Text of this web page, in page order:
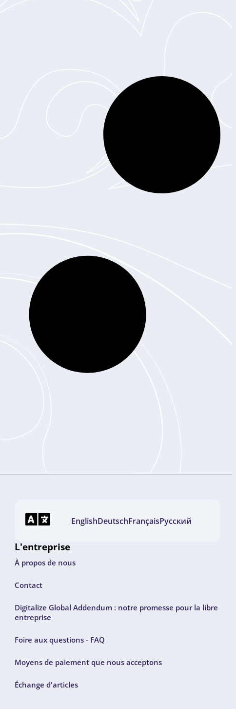
EnglishDeutschFrançaisРусский
L'entreprise
À propos de nous
Contact
Digitalize Global Addendum : notre promesse pour la libre
entreprise
Foire aux questions - FAQ
Moyens de paiement que nous acceptons
Échange d'articles